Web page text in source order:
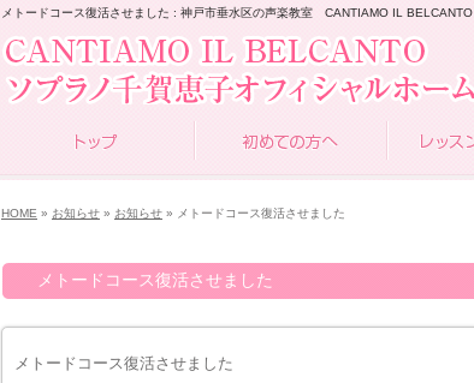
メトードコース復活させました : 神戸市垂水区の声楽教室 CANTIAMO IL BELCANTO
HOME » お知らせ » お知らせ » メトードコース復活させました
メトードコース復活させました
メトードコース復活させました